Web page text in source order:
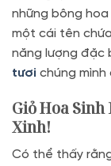
những bông
một cái tên
năng lượng đặc
tươi chúng mình
Giỏ Hoa
Xinh!
Có thể thấy